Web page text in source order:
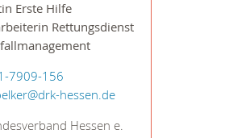
Erste Hilfe
Rettungsdienst
7909-156
hessen.de
Hessen e.